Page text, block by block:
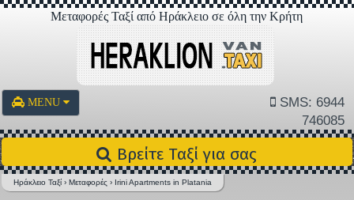
Μεταφορές Ταξί από Ηράκλειο σε όλη την Κρήτη
MENU
SMS: 6944
746085
Βρείτε Ταξί για σας
Ηράκλειο Ταξί ›Μεταφορές › Irini Apartments in Platania